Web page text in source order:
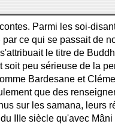
Parmi les soi-
ce qui se passait de
le titre de
peu sérieuse de la
Bardesane et
que des
sur les samana, leurs
IIIe siècle qu'avec